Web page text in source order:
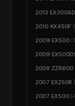
2013
2010 KX450F
2009 EX500
2009
2008
2007 EX250R
2007 EX500